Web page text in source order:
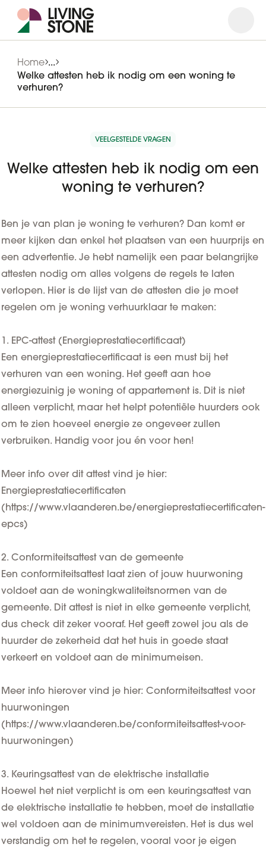
Home ...
Welke attesten heb ik nodig om een woning te
verhuren?
VEELGESTELDE VRAGEN
Welke attesten heb ik nodig om een
woning te verhuren?
Ben je van plan je woning te verhuren? Dan komt er
meer kijken dan enkel het plaatsen van een huurprijs en
een advertentie. Je hebt namelijk een paar belangrijke
attesten nodig om alles volgens de regels te laten
verlopen. Hier is de lijst van de attesten die je moet
regelen om je woning verhuurklaar te maken:
1. EPC-attest (Energieprestatiecertificaat)
Een energieprestatiecertificaat is een must bij het
verhuren van een woning. Het geeft aan hoe
energiezuinig je woning of appartement is. Dit is niet
alleen verplicht, maar het helpt potentiële huurders ook
om te zien hoeveel energie ze ongeveer zullen
verbruiken. Handig voor jou én voor hen!
Meer info over dit attest vind je hier:
Energieprestatiecertificaten
(https://www.vlaanderen.be/energieprestatiecertificaten-
epcs)
2. Conformiteitsattest van de gemeente
Een conformiteitsattest laat zien of jouw huurwoning
voldoet aan de woningkwaliteitsnormen van de
gemeente. Dit attest is niet in elke gemeente verplicht,
dus check dit zeker vooraf. Het geeft zowel jou als de
huurder de zekerheid dat het huis in goede staat
verkeert en voldoet aan de minimumeisen.
Meer info hierover vind je hier: Conformiteitsattest voor
huurwoningen
(https://www.vlaanderen.be/conformiteitsattest-voor-
huurwoningen)
3. Keuringsattest van de elektrische installatie
Hoewel het niet verplicht is om een keuringsattest van
de elektrische installatie te hebben, moet de installatie
wel voldoen aan de minimumvereisten. Het is dus wel
verstandig om het te regelen, vooral voor je eigen